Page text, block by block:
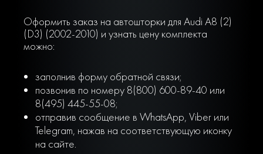
Оформить заказ на автошторки для Audi A8 (2)
(D3) (2002-2010) и узнать цену комплекта
можно:
заполнив форму обратной связи;
позвонив по номеру 8(800) 600-89-40 или
8(495) 445-55-08;
отправив сообщение в WhatsApp, Viber или
Telegram, нажав на соответствующую иконку
на сайте.